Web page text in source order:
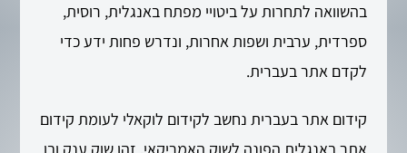
בהשוואה לתחרות על ביטויי מפתח באנגלית, רוסית,
ספרדית, ערבית ושפות אחרות, ונדרש פחות ידע כדי
לקדם אתר בעברית.
קידום אתר בעברית נחשב לקידום לוקאלי לעומת קידום